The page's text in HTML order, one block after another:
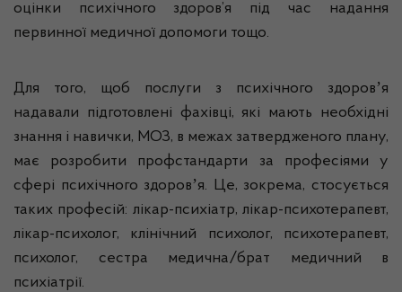
оцінки психічного здоров’я під час надання
первинної медичної допомоги тощо.
Для того, щоб послуги з психічного здоровʼя
надавали підготовлені фахівці, які мають необхідні
знання і навички, МОЗ, в межах затвердженого плану,
має розробити профстандарти за професіями у
сфері психічного здоровʼя. Це, зокрема, стосується
таких професій: лікар-психіатр, лікар-психотерапевт,
лікар-психолог, клінічний психолог, психотерапевт,
психолог, сестра медична/брат медичний в
психіатрії.